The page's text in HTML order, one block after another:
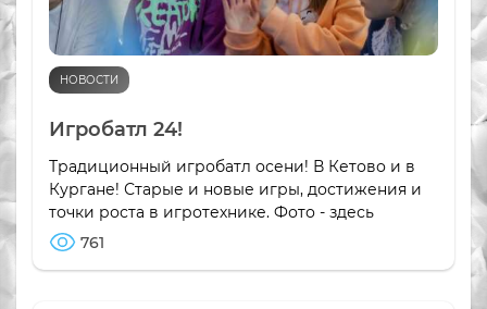
НОВОСТИ
Игробатл 24!
Традиционный игробатл осени! В Кетово и в
Кургане! Старые и новые игры, достижения и
точки роста в игротехнике. Фото - здесь
761